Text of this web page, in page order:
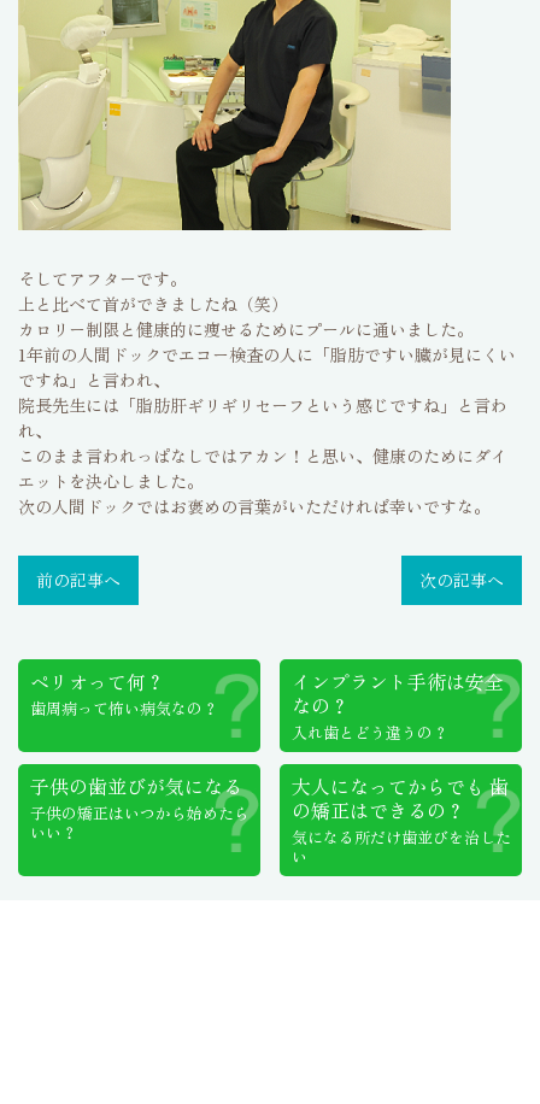
そしてアフターです。
上と比べて首ができましたね（笑）
カロリー制限と健康的に痩せるためにプールに通いました。
1年前の人間ドックでエコー検査の人に「脂肪ですい臓が見にくい
ですね」と言われ、
院長先生には「脂肪肝ギリギリセーフという感じですね」と言わ
れ、
このまま言われっぱなしではアカン！と思い、健康のためにダイ
エットを決心しました。
次の人間ドックではお褒めの言葉がいただければ幸いですな。
前の記事へ 次の記事へ
ペリオって何？
歯周病って怖い病気なの？
インプラント手術は安全
なの？
入れ歯とどう違うの？
子供の歯並びが気になる
子供の矯正はいつから始めたら
いい？
大人になってからでも歯
の矯正はできるの？
気になる所だけ歯並びを治した
い